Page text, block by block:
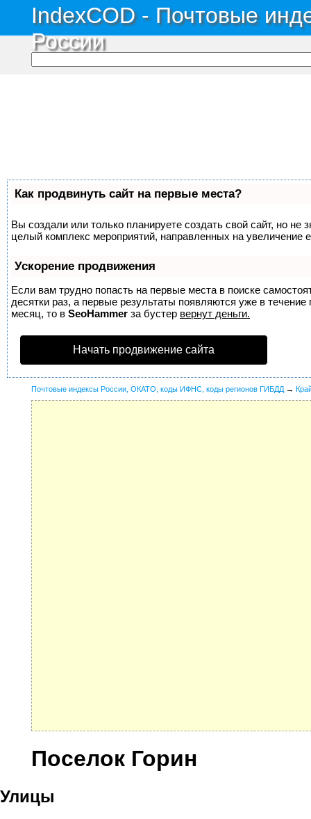
IndexCOD - Почтовые
России
Как продвинуть сайт на первые места?
Вы создали или только планируете создать свой сайт, но не
целый комплекс мероприятий, направленных на увеличение
Ускорение продвижения
Если вам трудно попасть на первые места в поиске
десятки раз, а первые результаты появляются уже в
месяц, то в SeoHammer за бустер вернут деньги.
Начать продвижение сайта
Почтовые индексы России, ОКАТО, коды ИФНС, коды регионов ГИБДД →
Поселок Горин
Улицы